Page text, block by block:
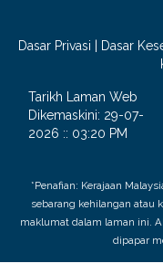
Dasar Privasi Dasar
Tarikh Laman Web
Dikemaskini: 29-07-
2026 :: 03:20 PM
*Penafian: Kerajaan
sebarang kehilangan atau
maklumat dalam laman ini.
dipapar